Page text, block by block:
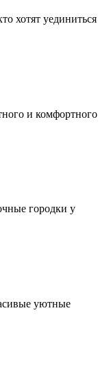
хотят уединиться
и комфортного
городки у
уютные